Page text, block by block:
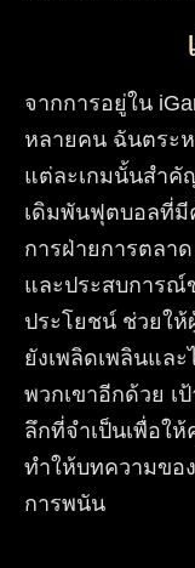
จากการอยู่ใน
หลายคน ฉันตระ
แต่ละเกมนั้นสำคั
เดิมพันฟุตบอลที่มี
การฝ่ายการตลา
และประสบการณ์
ประโยชน์ ช่วยให้
ยังเพลิดเพลินแล
พวกเขาอีกด้วย เ
ลึกที่จำเป็นเพื่อใ
ทำให้บทความขอ
การพนัน